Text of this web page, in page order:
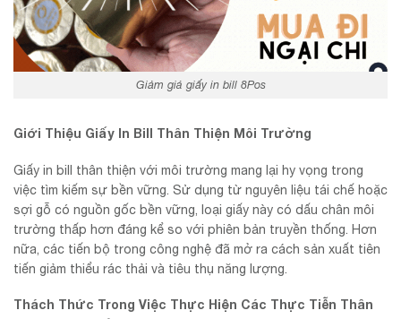
Giảm giá giấy in bill 8Pos
Giới Thiệu Giấy In Bill Thân Thiện Môi Trường
Giấy in bill thân thiện với môi trường mang lại hy vọng trong
việc tìm kiếm sự bền vững. Sử dụng từ nguyên liệu tái chế hoặc
sợi gỗ có nguồn gốc bền vững, loại giấy này có dấu chân môi
trường thấp hơn đáng kể so với phiên bản truyền thống. Hơn
nữa, các tiến bộ trong công nghệ đã mở ra cách sản xuất tiên
tiến giảm thiểu rác thải và tiêu thụ năng lượng.
Thách Thức Trong Việc Thực Hiện Các Thực Tiễn Thân